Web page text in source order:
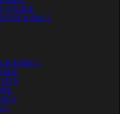
KÁBLE
KÁBLE
KÁBLE